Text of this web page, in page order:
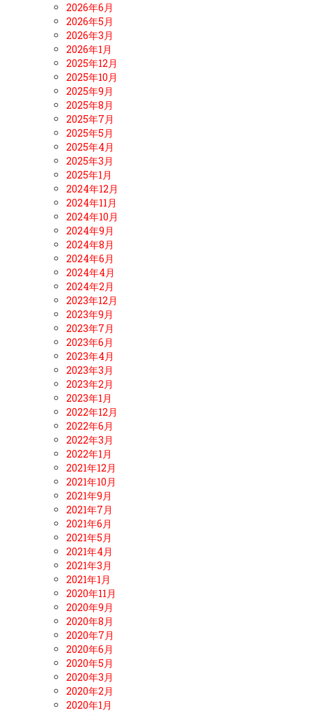
2026年6月
2026年5月
2026年3月
2026年1月
2025年12月
2025年10月
2025年9月
2025年8月
2025年7月
2025年5月
2025年4月
2025年3月
2025年1月
2024年12月
2024年11月
2024年10月
2024年9月
2024年8月
2024年6月
2024年4月
2024年2月
2023年12月
2023年9月
2023年7月
2023年6月
2023年4月
2023年3月
2023年2月
2023年1月
2022年12月
2022年6月
2022年3月
2022年1月
2021年12月
2021年10月
2021年9月
2021年7月
2021年6月
2021年5月
2021年4月
2021年3月
2021年1月
2020年11月
2020年9月
2020年8月
2020年7月
2020年6月
2020年5月
2020年3月
2020年2月
2020年1月